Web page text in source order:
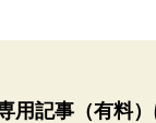
用記事（有料）